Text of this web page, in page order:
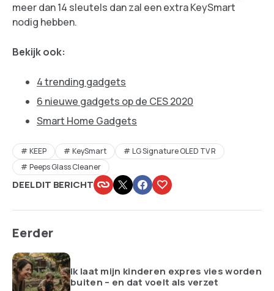
meer dan 14 sleutels dan zal een extra KeySmart
nodig hebben.
Bekijk ook:
4 trending gadgets
6 nieuwe gadgets op de CES 2020
Smart Home Gadgets
KEEP KeySmart
LG Signature OLED TV R
Peeps Glass Cleaner
DEEL DIT BERICHT
Eerder
Ik laat mijn kinderen expres vies worden
buiten – en dat voelt als verzet